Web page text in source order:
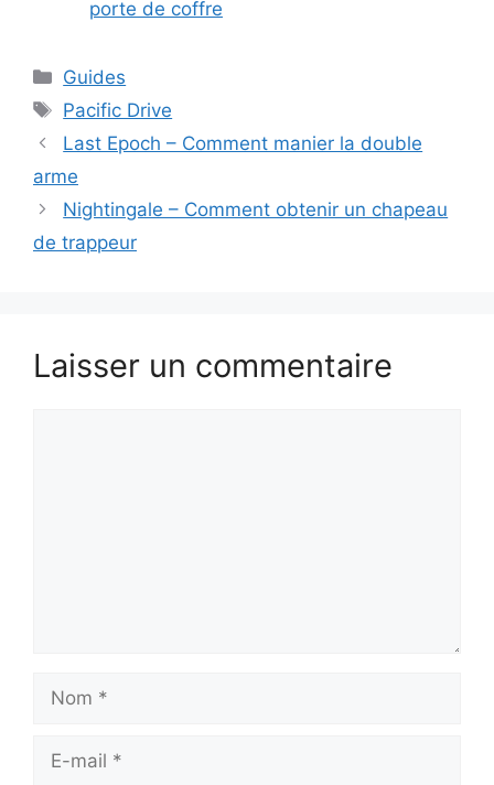
porte de coffre
Catégories
Guides
Étiquettes
Pacific Drive
Last Epoch – Comment manier la double
arme
Nightingale – Comment obtenir un chapeau
de trappeur
Laisser un commentaire
Nom